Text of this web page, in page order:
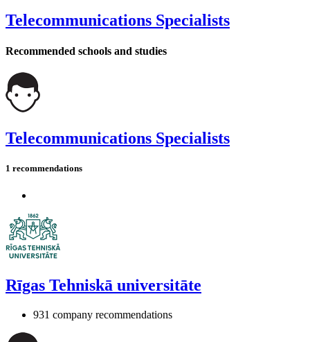
Telecommunications Specialists
Recommended schools and studies
Telecommunications Specialists
1 recommendations
Rīgas Tehniskā universitāte
931 company recommendations